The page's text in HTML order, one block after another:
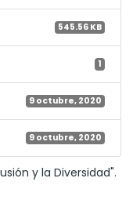
545.56 KB
1
9 octubre, 2020
9 octubre, 2020
y la Diversidad".